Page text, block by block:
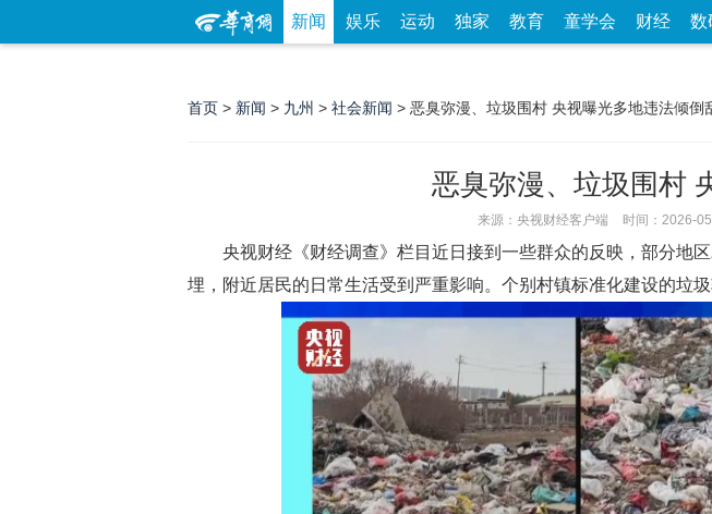
新闻 娱乐 运动 独家 教育 童学会 财经 数
首页 > 新闻 > 九州 > 社会新闻 > 恶臭弥漫、垃圾围村 央视曝光多地违法倾倒
恶臭弥漫、垃圾围村
来源：央视财经客户端 时间：2026-
央视财经《财经调查》栏目近日接到一些群众的反映，部分地
埋，附近居民的日常生活受到严重影响。个别村镇标准化建设的